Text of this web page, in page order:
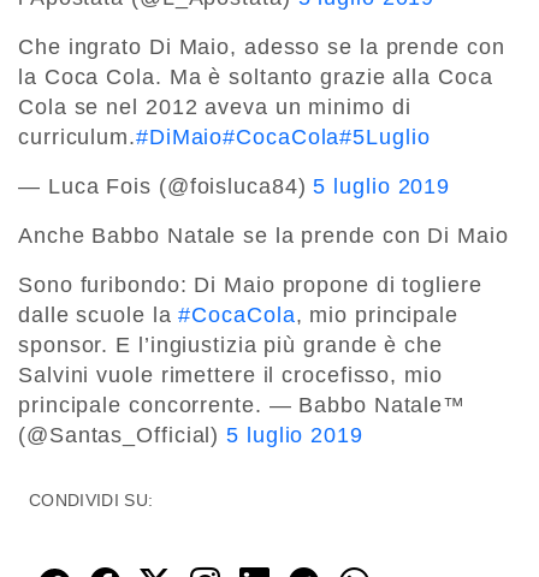
Che ingrato Di Maio, adesso se la prende con
la Coca Cola. Ma è soltanto grazie alla Coca
Cola se nel 2012 aveva un minimo di
curriculum.#DiMaio#CocaCola#5Luglio
— Luca Fois (@foisluca84)5 luglio 2019
Anche Babbo Natale se la prende con Di Maio
Sono furibondo: Di Maio propone di togliere
dalle scuole la#CocaCola, mio principale
sponsor. E l’ingiustizia più grande è che
Salvini vuole rimettere il crocefisso, mio
principale concorrente. — Babbo Natale™
(@Santas_Official)5 luglio 2019
CONDIVIDI SU: